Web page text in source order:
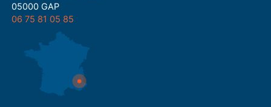
05000 GAP
06 75 81 05 85